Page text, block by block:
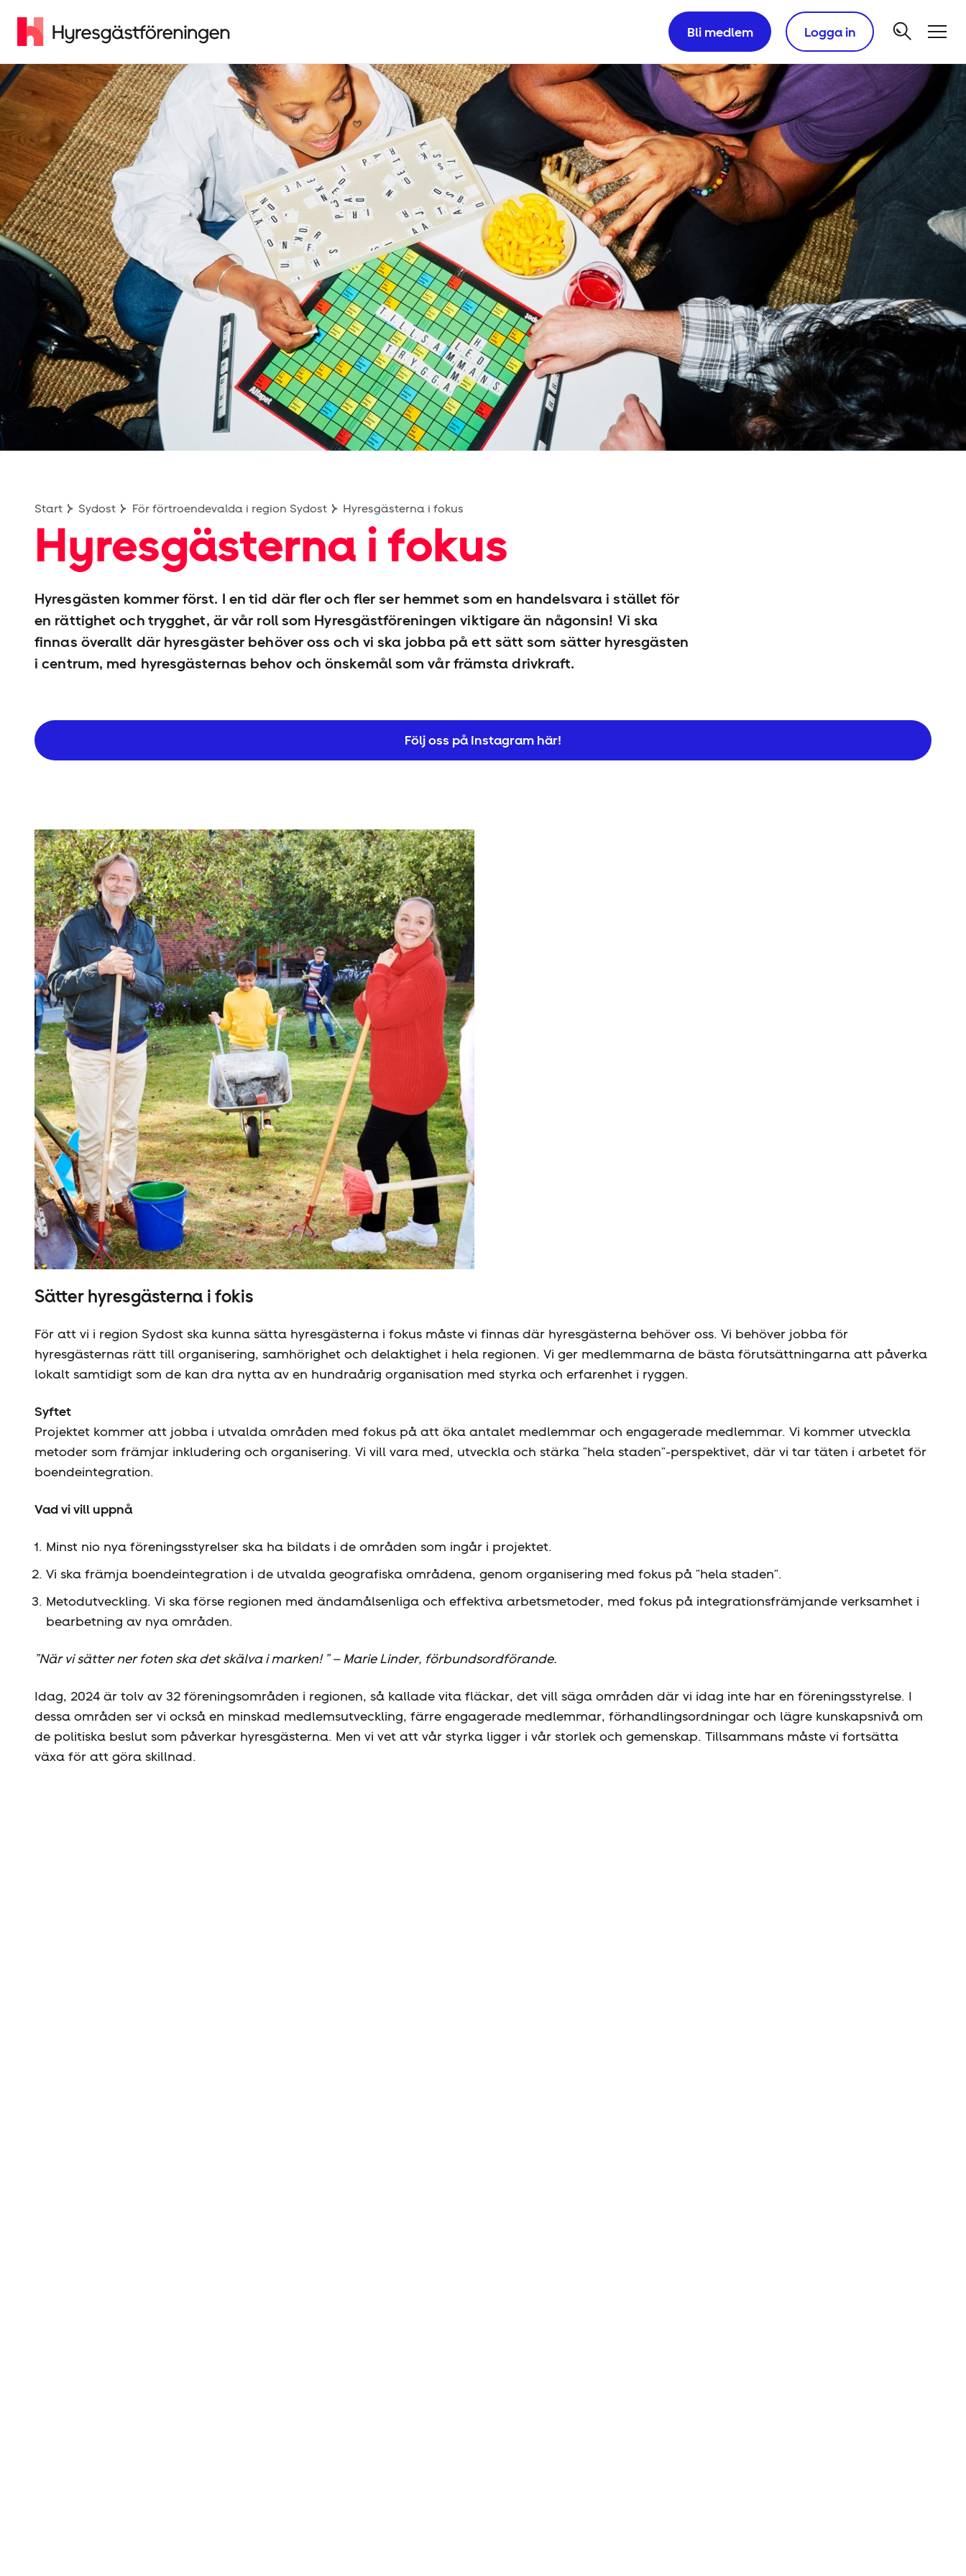
Bli medlem Logga in
Start Sydost För förtroendevalda i region Sydost Hyresgästerna i fokus
Hyresgästerna i fokus
Hyresgästen kommer först. I en tid där fler och fler ser hemmet som en handelsvara i stället för
en rättighet och trygghet, är vår roll som Hyresgäst­föreningen viktigare än någonsin! Vi ska
finnas överallt där hyresgäster behöver oss och vi ska jobba på ett sätt som sätter hyresgästen
i centrum, med hyresgästernas behov och önskemål som vår främsta drivkraft.
Följ oss på Instagram här!
Sätter hyresgästerna i fokis
För att vi i region Sydost ska kunna sätta hyresgästerna i fokus måste vi finnas där hyresgästerna behöver oss. Vi behöver jobba för
hyresgästernas rätt till organisering, samhörighet och delaktighet i hela regionen. Vi ger medlemmarna de bästa förutsättningarna att påverka
lokalt samtidigt som de kan dra nytta av en hundraårig organisation med styrka och erfarenhet i ryggen.
Syftet
Projektet kommer att jobba i utvalda områden med fokus på att öka antalet medlemmar och engagerade medlemmar. Vi kommer utveckla
metoder som främjar inkludering och organisering. Vi vill vara med, utveckla och stärka ”hela staden”-perspektivet, där vi tar täten i arbetet för
boendeintegration.
Vad vi vill uppnå
Minst nio nya föreningsstyrelser ska ha bildats i de områden som ingår i projektet.
Vi ska främja boendeintegration i de utvalda geografiska områdena, genom organisering med fokus på ”hela staden”.
Metodutveckling. Vi ska förse regionen med ändamålsenliga och effektiva arbetsmetoder, med fokus på integrationsfrämjande verksamhet i
bearbetning av nya områden.
”När vi sätter ner foten ska det skälva i marken! ” – Marie Linder, förbundsordförande.
Idag, 2024 är tolv av 32 föreningsområden i regionen, så kallade vita fläckar, det vill säga områden där vi idag inte har en föreningsstyrelse. I
dessa områden ser vi också en minskad medlemsutveckling, färre engagerade medlemmar, förhandlingsordningar och lägre kunskapsnivå om
de politiska beslut som påverkar hyresgästerna. Men vi vet att vår styrka ligger i vår storlek och gemenskap. Tillsammans måste vi fortsätta
växa för att göra skillnad.